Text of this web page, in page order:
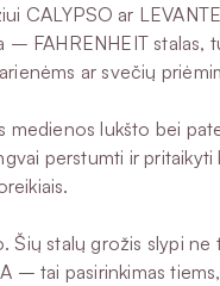
CALYPSO ar
FAHRENHEIT stalas,
ar svečių
medienos lukšto bei
perstumti ir
stalų grožis slypi ne
– tai pasirinkimas